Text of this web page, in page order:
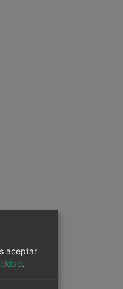
aceptar
.